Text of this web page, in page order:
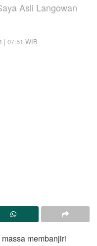
Asli Langowan
| 07:51 WIB
membanjiri